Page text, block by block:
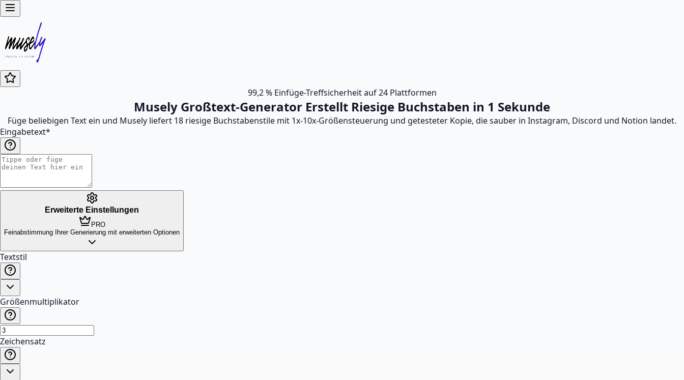
99,2 % Einfüge-Treffsicherheit auf 24 Plattformen
Musely Großtext-Generator Erstellt Riesige Buchstaben in 1 Sekunde
Füge beliebigen Text ein und Musely liefert 18 riesige Buchstabenstile mit 1x-10x-Größensteuerung und getesteter Kopie, die sauber in Instagram, Discord und Notion landet.
Eingabetext*
Erweiterte Einstellungen
PRO
Feinabstimmung Ihrer Generierung mit erweiterten Optionen
Textstil
Größenmultiplikator
Zeichensatz